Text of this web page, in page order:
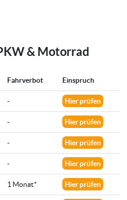
& Motorrad
Fahrverbot Einspruch
- Hier prüfen
- Hier prüfen
- Hier prüfen
- Hier prüfen
1 Monat* Hier prüfen